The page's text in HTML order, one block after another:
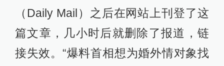
（Daily Mail）之后在网站上刊登了这
篇文章，几小时后就删除了报道，链
接失效。“爆料首相想为婚外情对象找